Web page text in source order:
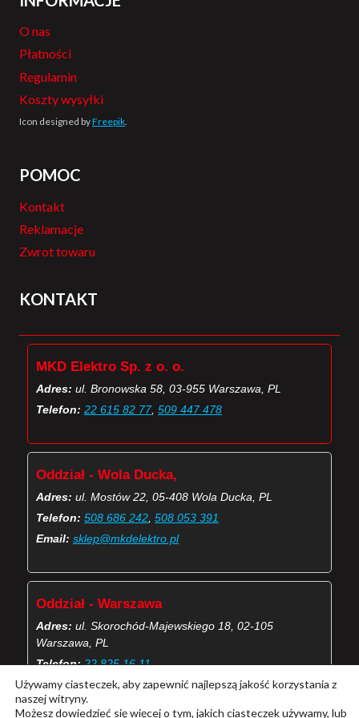
O nas
Płatności
Regulamin
Koszty wysyłki
Icon designed byFreepik.
POMOC
Kontakt
Reklamacje
Zwrot towaru
KONTAKT
MKD Elektro Sp. z o. o.
Adres: ul. Bronowska 58, 03-955 Warszawa, PL
Telefon: 22 615 82 77, 509 447 478
Oddział - Wola Ducka,
Adres: ul. Mostów 22, 05-408 Wola Ducka, PL
Telefon: 508 686 242 508 053 391
Email: sklep@mkdelektro.pl
Oddział - Warszawa
Adres: ul. Skorochód-Majewskiego 18, 02-105
Warszawa, PL
Telefon: 22 825 16 11
Email: skorochod@mkdelektro.pl
Używamy ciasteczek, aby zapewnić najlepszą jakość korzystania z
naszej witryny.
Możesz dowiedzieć się więcej o tym, jakich ciasteczek używamy, lub